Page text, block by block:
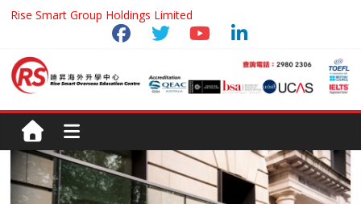
Rise Smart Group Holdings Limited